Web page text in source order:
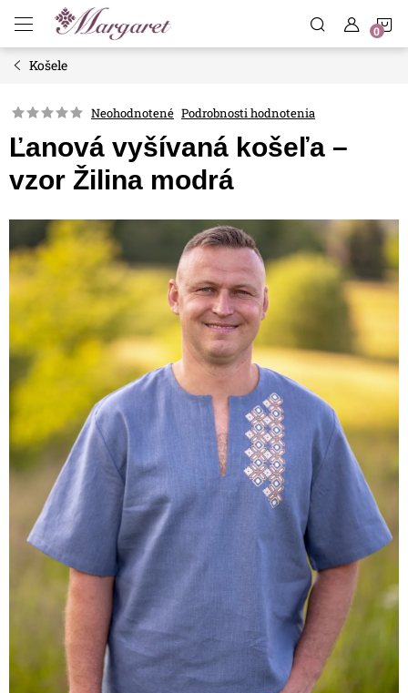
obsah
Košele
Neohodnotené Podrobnosti hodnotenia
Ľanová vyšívaná košeľa –
vzor Žilina modrá